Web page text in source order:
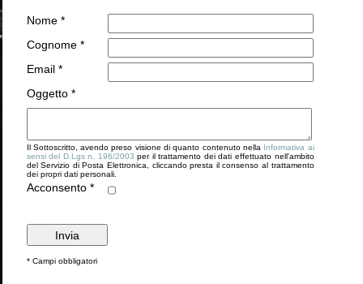
Nome *
Cognome *
Email *
Oggetto *
Il Sottoscritto, avendo preso visione di quanto contenuto nella Informativa ai
sensi del D.Lgs n. 196/2003 per il trattamento dei dati effettuato nell'ambito
del Servizio di Posta Elettronica, cliccando presta il consenso al trattamento
dei propri dati personali.
Acconsento *
* Campi obbligatori